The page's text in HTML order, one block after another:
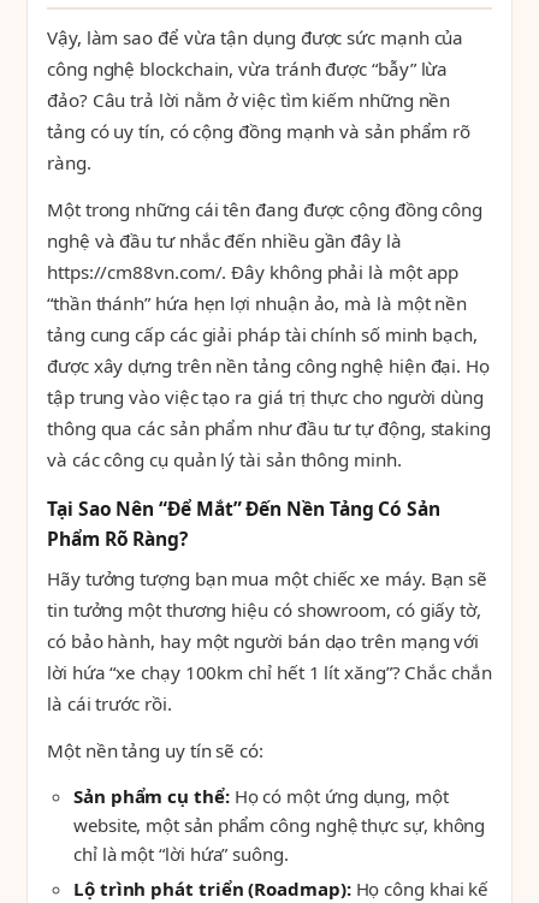
Vậy, làm sao để vừa tận dụng được sức mạnh của
công nghệ blockchain, vừa tránh được “bẫy” lừa
đảo? Câu trả lời nằm ở việc tìm kiếm những nền
tảng có uy tín, có cộng đồng mạnh và sản phẩm rõ
ràng.
Một trong những cái tên đang được cộng đồng công
nghệ và đầu tư nhắc đến nhiều gần đây là
https://cm88vn.com/. Đây không phải là một app
“thần thánh” hứa hẹn lợi nhuận ảo, mà là một nền
tảng cung cấp các giải pháp tài chính số minh bạch,
được xây dựng trên nền tảng công nghệ hiện đại. Họ
tập trung vào việc tạo ra giá trị thực cho người dùng
thông qua các sản phẩm như đầu tư tự động, staking
và các công cụ quản lý tài sản thông minh.
Tại Sao Nên “Để Mắt” Đến Nền Tảng Có Sản
Phẩm Rõ Ràng?
Hãy tưởng tượng bạn mua một chiếc xe máy. Bạn sẽ
tin tưởng một thương hiệu có showroom, có giấy tờ,
có bảo hành, hay một người bán dạo trên mạng với
lời hứa “xe chạy 100km chỉ hết 1 lít xăng”? Chắc chắn
là cái trước rồi.
Một nền tảng uy tín sẽ có:
Sản phẩm cụ thể:Họ có một ứng dụng, một
website, một sản phẩm công nghệ thực sự, không
chỉ là một “lời hứa” suông.
Lộ trình phát triển (Roadmap):Họ công khai kế